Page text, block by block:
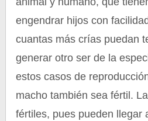
engendrar hijos con
cuantas más crías puedan
generar otro ser de la
estos casos de
macho también sea fértil.
fértiles, pues pueden llegar